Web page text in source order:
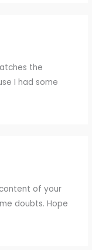
the
I had some
of your
doubts. Hope